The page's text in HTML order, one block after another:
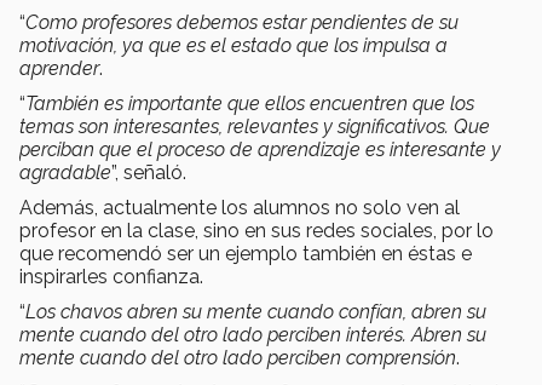
“Como profesores debemos estar pendientes de su
motivación, ya que es el estado que los impulsa a
aprender.
“También es importante que ellos encuentren que los
temas son interesantes, relevantes y significativos. Que
perciban que el proceso de aprendizaje es interesante y
agradable”, señaló.
Además, actualmente los alumnos no solo ven al
profesor en la clase, sino en sus redes sociales, por lo
que recomendó ser un ejemplo también en éstas e
inspirarles confianza.
“Los chavos abren su mente cuando confían, abren su
mente cuando del otro lado perciben interés. Abren su
mente cuando del otro lado perciben comprensión.